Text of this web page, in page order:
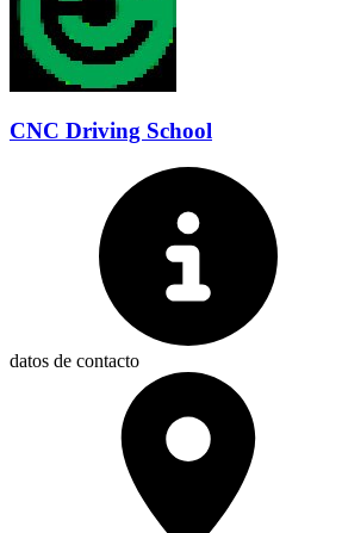
CNC Driving School
datos de contacto